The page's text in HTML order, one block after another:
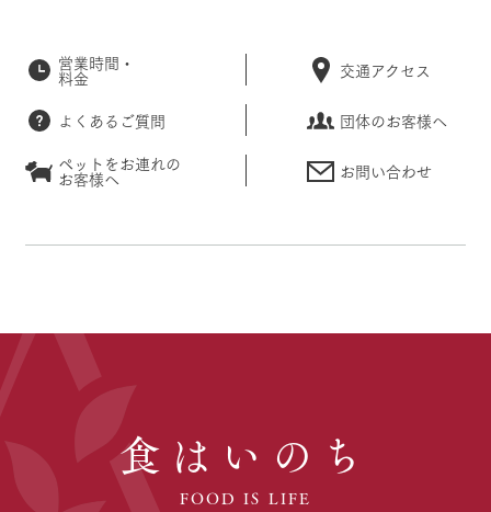
営業時間・
料金 交通アクセス
よくあるご質問
団体のお客様へ
ペットをお連れの
お客様へ お問い合わせ
食はいのち
FOOD IS LIFE